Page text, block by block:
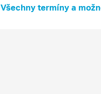
Všechny termíny a